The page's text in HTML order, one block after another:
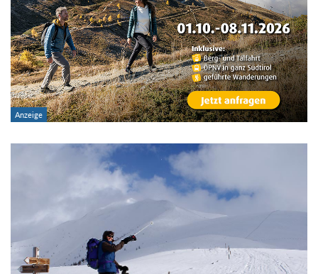
Gebirge:
Art der Tour:
Schwierigkeitsgrad:
bis
Kondition (Tourdauer):
Suchbegriff: